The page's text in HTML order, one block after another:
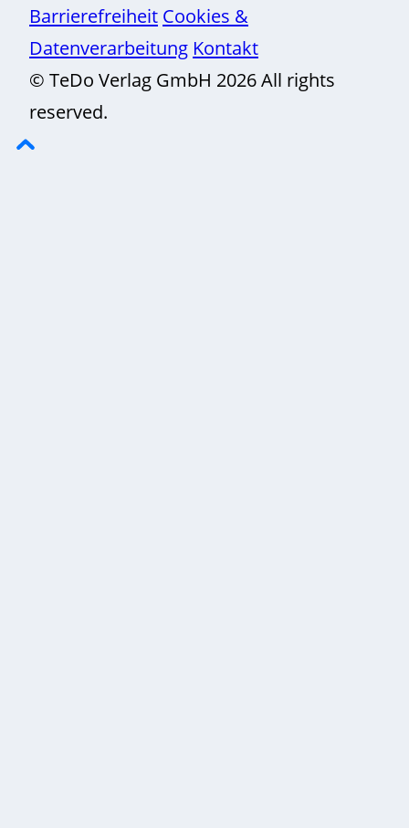
Barrierefreiheit Cookies &
Datenverarbeitung Kontakt
© TeDo Verlag GmbH 2026 All rights
reserved.